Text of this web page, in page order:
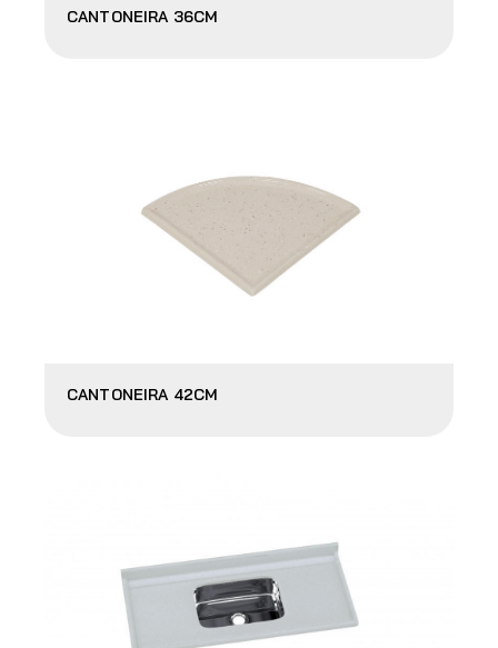
CANTONEIRA 36CM
CANTONEIRA 42CM